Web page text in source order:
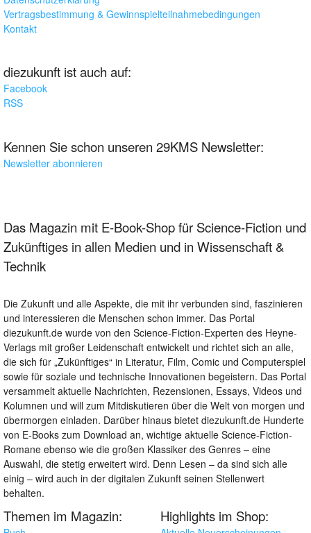
Vertragsbestimmung & Gewinnspielteilnahmebedingungen
Kontakt
diezukunft ist auch auf:
Facebook
RSS
Kennen Sie schon unseren 29KMS Newsletter:
Newsletter abonnieren
Das Magazin mit E-Book-Shop für Science-Fiction und
Zukünftiges in allen Medien und in Wissenschaft &
Technik
Die Zukunft und alle Aspekte, die mit ihr verbunden sind, faszinieren
und interessieren die Menschen schon immer. Das Portal
diezukunft.de wurde von den Science-Fiction-Experten des Heyne-
Verlags mit großer Leidenschaft entwickelt und richtet sich an alle,
die sich für „Zukünftiges“ in Literatur, Film, Comic und Computerspiel
sowie für soziale und technische Innovationen begeistern. Das Portal
versammelt aktuelle Nachrichten, Rezensionen, Essays, Videos und
Kolumnen und will zum Mitdiskutieren über die Welt von morgen und
übermorgen einladen. Darüber hinaus bietet diezukunft.de Hunderte
von E-Books zum Download an, wichtige aktuelle Science-Fiction-
Romane ebenso wie die großen Klassiker des Genres – eine
Auswahl, die stetig erweitert wird. Denn Lesen – da sind sich alle
einig – wird auch in der digitalen Zukunft seinen Stellenwert
behalten.
Themen im Magazin: Highlights im Shop: